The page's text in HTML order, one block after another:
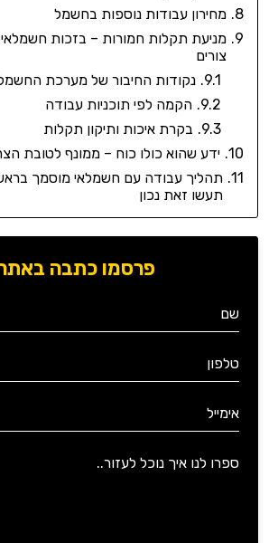
מחירון עבודות נוספות בחשמל
מניעת תקלות חמורות – בזכות
צורים
נקודות החיבור של מערכת
הקמה לפי תוכניות עבודה
בקרת איכות ותיקון תקלות
ידע שהוא כולו כוח – ממונף לטובת
תהליך עבודה עם חשמלאי מוסמך
תעשו זאת נכון
פרסמו כתבה